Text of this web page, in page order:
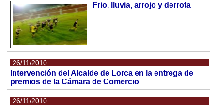
Frio, lluvia, arrojo y derrota
26/11/2010
Intervención del Alcalde de Lorca en la entrega de
premios de la Cámara de Comercio
26/11/2010